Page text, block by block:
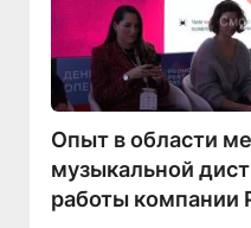
Опыт в области
музыкальной
работы компании